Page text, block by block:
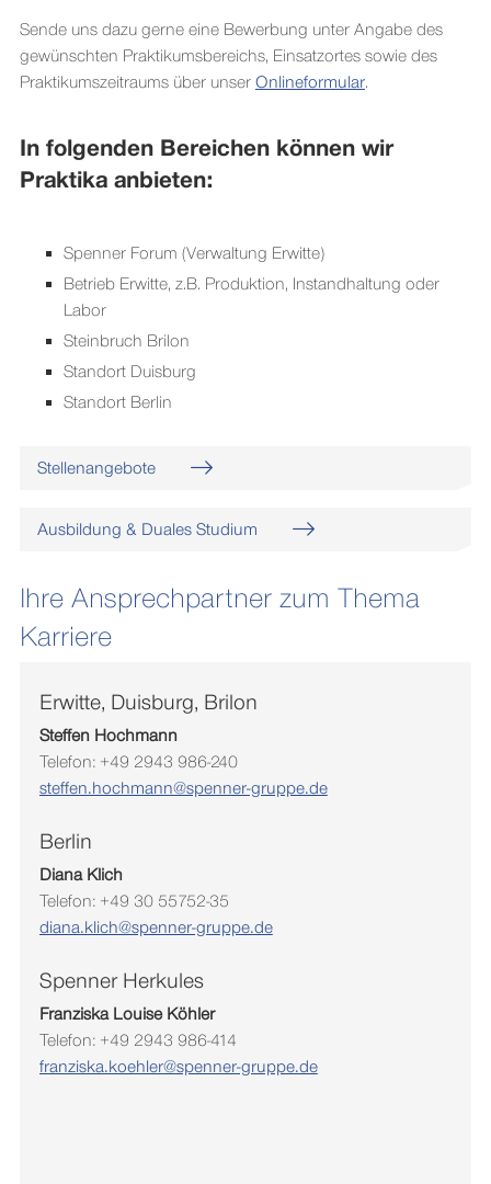
Sende uns dazu gerne eine Bewerbung unter Angabe des
gewünschten Praktikumsbereichs, Einsatzortes sowie des
Praktikumszeitraums über unser Onlineformular.
In folgenden Bereichen können wir
Praktika anbieten:
Spenner Forum (Verwaltung Erwitte)
Betrieb Erwitte, z.B. Produktion, Instandhaltung oder
Labor
Steinbruch Brilon
Standort Duisburg
Standort Berlin
Stellenangebote
Ausbildung & Duales Studium
Ihre Ansprechpartner zum Thema
Karriere
Erwitte, Duisburg, Brilon
Steffen Hochmann
Telefon: +49 2943 986-240
steffen.hochmann@spenner-gruppe.de
Berlin
Diana Klich
Telefon: +49 30 55752-35
diana.klich@spenner-gruppe.de
Spenner Herkules
Franziska LouiseKöhler
Telefon: +49 2943 986-414
franziska.koehler@spenner-gruppe.de